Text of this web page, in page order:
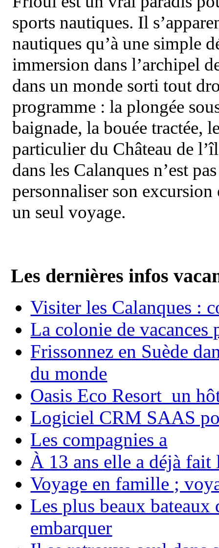
sports nautiques. Il
nautiques qu’à une simple
immersion dans l’archipel
dans un monde sorti tout
programme : la plongée
baignade, la bouée tractée,
particulier du Château de
dans les Calanques n’est
personnaliser son
un seul voyage.
Les dernières infos
Visiter les Calanques :
La colonie de vacances
Frissonnez en Suède
du monde
Oasis Eco Resort un
Logiciel CRM SAAS
Les compagnies a
À 13 ans elle a déjà
Voyage en famille ;
Les plus beaux bateaux
embarquer